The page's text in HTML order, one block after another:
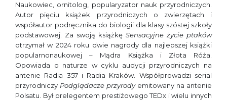
Naukowiec, ornitolog, popularyzator nauk przyrodniczych.
Autor pięciu książek przy­rodniczych o zwierzętach i
współautor pod­ręcznika do biologii dla klasy szóstej szkoły
podstawowej. Za swoją książkę Sensacyjne życie ptaków
otrzymał w 2024 roku dwie nagrody dla najlepszej książki
popularnonaukowej – Mądra Książka i Złota Róża.
Opowiada o naturze w cyklu audycji przyrodniczych na
antenie Radia 357 i Radia Kraków. Współ­prowadzi serial
przyrodniczy Podglądacze przyrody emitowany na antenie
Polsatu. Był prelegentem prestiżowego TEDx i wielu innych